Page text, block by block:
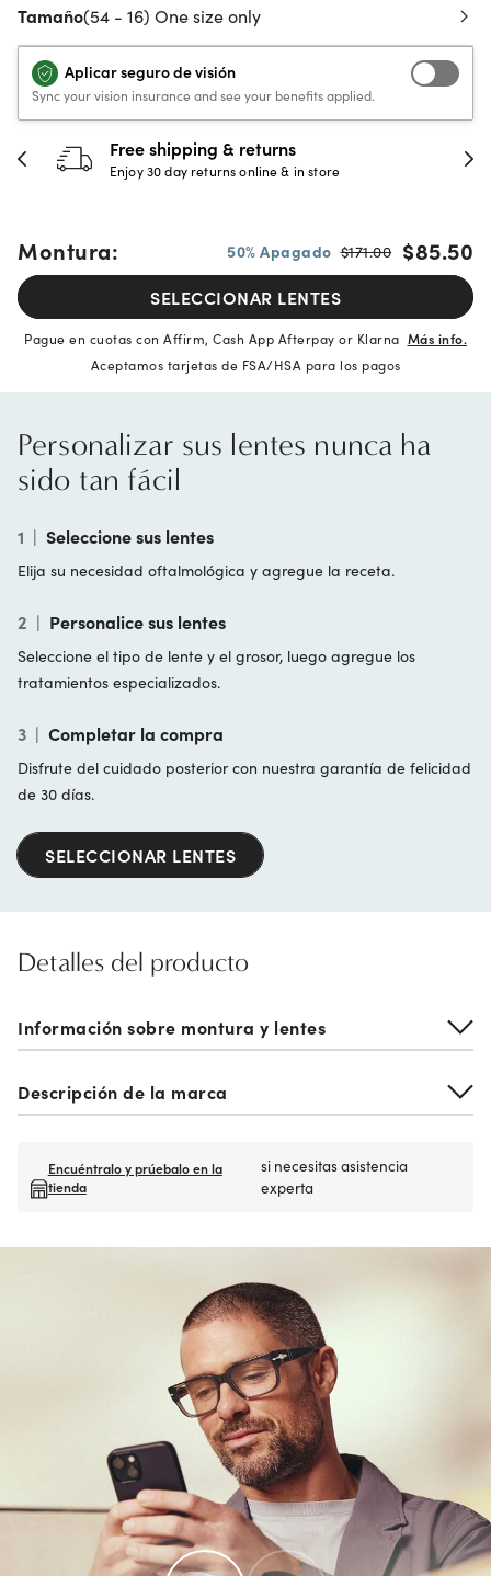
Tamaño(54 - 16) One size only
Aplicar seguro de visión
Sync your vision insurance and see your benefits applied.
30-day happiness guarantee
Full refund or replacement within 30 days
Montura: 50% Apagado $171.00 $85.50
SELECCIONAR LENTES
Pague en cuotas con Affirm, Cash App Afterpay or Klarna Más info.
Aceptamos tarjetas de FSA/HSA para los pagos
Personalizar sus lentes nunca ha
sido tan fácil
1 | Seleccione sus lentes
Elija su necesidad oftalmológica y agregue la receta.
2 | Personalice sus lentes
Seleccione el tipo de lente y el grosor, luego agregue los
tratamientos especializados.
3 | Completar la compra
Disfrute del cuidado posterior con nuestra garantía de felicidad
de 30 días.
SELECCIONAR LENTES
Detalles del producto
Información sobre montura y lentes
Descripción de la marca
Encuéntralo y prúebalo en la
tienda
si necesitas asistencia
experta